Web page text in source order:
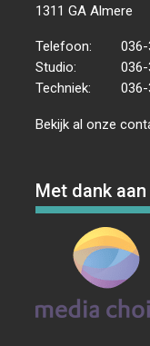
1311 GA Almere
Telefoon:
036-
Studio:
Techniek:
Bekijk al onze
Met dank aan